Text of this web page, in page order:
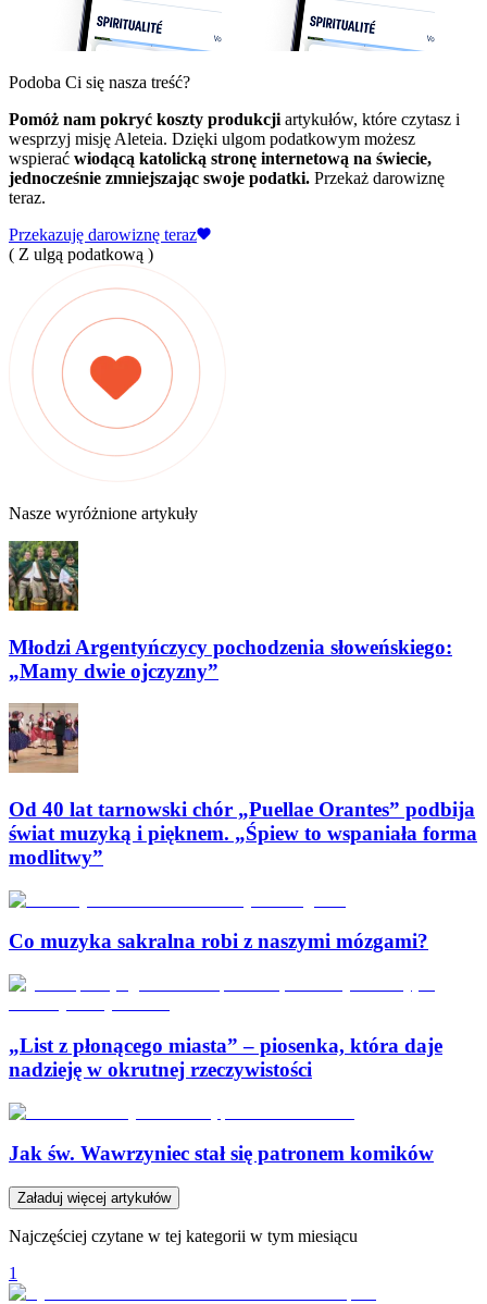
Podoba Ci się nasza treść?
Pomóż nam pokryć koszty produkcji artykułów, które czytasz i
wesprzyj misję Aleteia. Dzięki ulgom podatkowym możesz
wspierać wiodącą katolicką stronę internetową na świecie,
jednocześnie zmniejszając swoje podatki. Przekaż darowiznę
teraz.
Przekazuję darowiznę teraz
( Z ulgą podatkową )
Nasze wyróżnione artykuły
Młodzi Argentyńczycy pochodzenia słoweńskiego:
„Mamy dwie ojczyzny”
Od 40 lat tarnowski chór „Puellae Orantes” podbija
świat muzyką i pięknem. „Śpiew to wspaniała forma
modlitwy”
Co muzyka sakralna robi z naszymi mózgami?
„List z płonącego miasta” – piosenka, która daje
nadzieję w okrutnej rzeczywistości
Jak św. Wawrzyniec stał się patronem komików
Załaduj więcej artykułów
Najczęściej czytane w tej kategorii w tym miesiącu
1